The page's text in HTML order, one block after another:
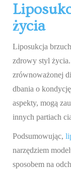
życia
Liposukcja
zdrowy styl
zrównoważonej
dbania o
aspekty, mogą
innych partiach
Podsumowując,
narzędziem
sposobem na